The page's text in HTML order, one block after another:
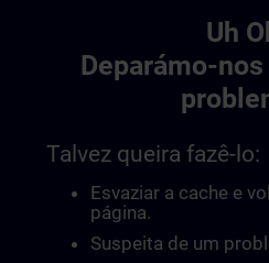
Uh
Deparámo-
Talvez queira fazê-lo:
Esvaziar a cache e
página.
Suspeita de um